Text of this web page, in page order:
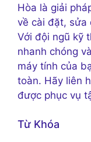
Hòa là giải
về cài đặt, sửa
Với đội ngũ kỹ
nhanh chóng
máy tính của
toàn. Hãy liên
được phục vụ
Từ Khóa